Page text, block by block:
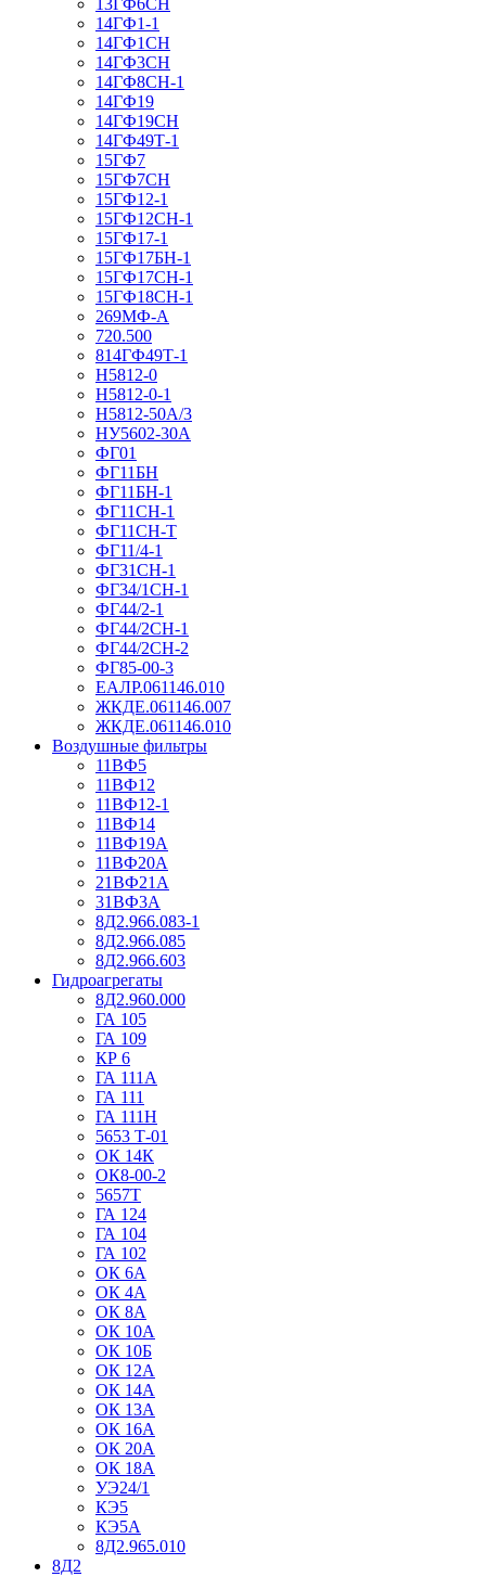
13ГФ6СН
14ГФ1-1
14ГФ1СН
14ГФ3СН
14ГФ8СН-1
14ГФ19
14ГФ19СН
14ГФ49Т-1
15ГФ7
15ГФ7СН
15ГФ12-1
15ГФ12СН-1
15ГФ17-1
15ГФ17БН-1
15ГФ17СН-1
15ГФ18СН-1
269МФ-А
720.500
814ГФ49Т-1
Н5812-0
Н5812-0-1
Н5812-50А/3
НУ5602-30А
ФГ01
ФГ11БН
ФГ11БН-1
ФГ11СН-1
ФГ11СН-Т
ФГ11/4-1
ФГ31СН-1
ФГ34/1СН-1
ФГ44/2-1
ФГ44/2СН-1
ФГ44/2СН-2
ФГ85-00-3
ЕАЛР.061146.010
ЖКДЕ.061146.007
ЖКДЕ.061146.010
Воздушные фильтры
11ВФ5
11ВФ12
11ВФ12-1
11ВФ14
11ВФ19А
11ВФ20А
21ВФ21А
31ВФ3А
8Д2.966.083-1
8Д2.966.085
8Д2.966.603
Гидроагрегаты
8Д2.960.000
ГА 105
ГА 109
КР 6
ГА 111А
ГА 111
ГА 111Н
5653 Т-01
ОК 14К
ОК8-00-2
5657Т
ГА 124
ГА 104
ГА 102
ОК 6А
ОК 4А
ОК 8А
ОК 10А
ОК 10Б
ОК 12А
ОК 14А
ОК 13А
ОК 16А
ОК 20А
ОК 18А
УЭ24/1
КЭ5
КЭ5А
8Д2.965.010
8Д2